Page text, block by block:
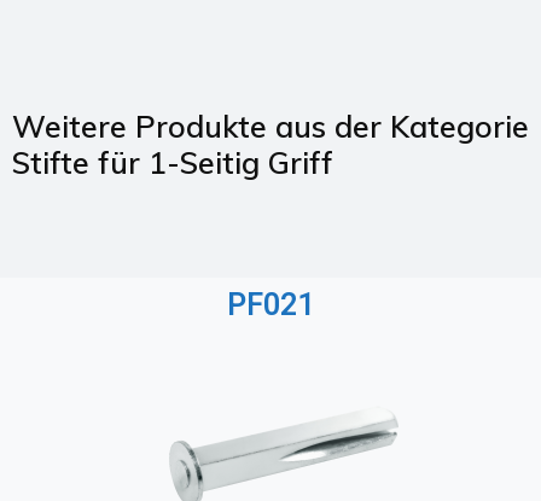
Weitere Produkte aus der Kategorie
Stifte für 1-Seitig Griff
PF021